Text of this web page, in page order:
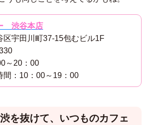
渋谷本店
区宇田川町37-15包むビル1F
～20：00
間：10：00～19：00
を抜けて、いつものカフェ